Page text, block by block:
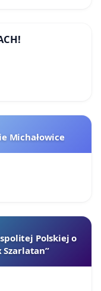
Michałowice
Polskiej o